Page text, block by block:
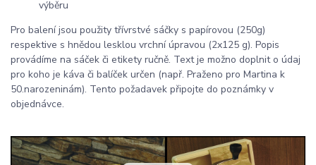
výběru
Pro balení jsou použity třívrstvé sáčky s papírovou (250g)
respektive s hnědou lesklou vrchní úpravou (2x125 g). Popis
provádíme na sáček či etikety ručně. Text je možno doplnit o údaj
pro koho je káva či balíček určen (např. Praženo pro Martina k
50.narozeninám). Tento požadavek připojte do poznámky v
objednávce.